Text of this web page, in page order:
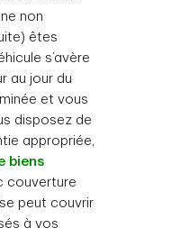
non
êtes
s’avère
au jour du
et vous
disposez de
appropriée,
biens
couverture
peut couvrir
à vos